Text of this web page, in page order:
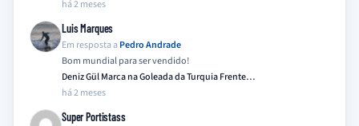
há 2 meses
Luis Marques
Em resposta a Pedro Andrade
Bom mundial para ser vendido!
Deniz Gül Marca na Goleada da Turquia Frente…
há 2 meses
Super Portistass